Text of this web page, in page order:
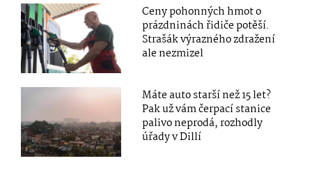
Ceny pohonných hmot o
prázdninách řidiče potěší.
Strašák výrazného zdražení
ale nezmizel
Máte auto starší než 15 let?
Pak už vám čerpací stanice
palivo neprodá, rozhodly
úřady v Dillí